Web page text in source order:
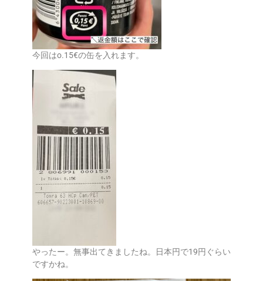
今回はo.15€の缶を入れます。
やったー。無事出てきましたね。日本円で19円ぐらい
ですかね。